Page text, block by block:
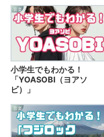
音楽
小学生でもわかる！
「YOASOBI（ヨアソ
ビ）」
音楽